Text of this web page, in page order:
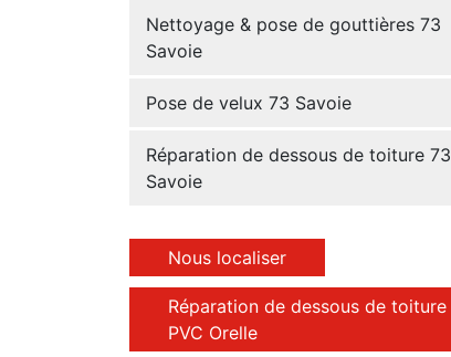
Nettoyage & pose de gouttières 73
Savoie
Pose de velux 73 Savoie
Réparation de dessous de toiture 73
Savoie
Nous localiser
Réparation de dessous de toiture
PVC Orelle